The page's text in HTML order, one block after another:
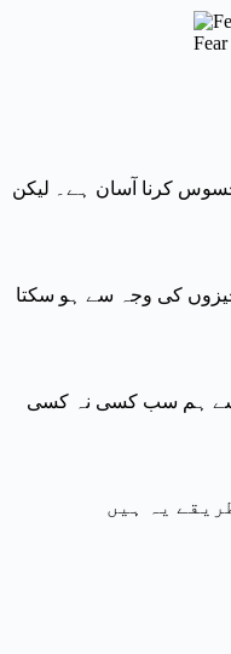
کرنا آسان ہے۔ لیکن
کی وجہ سے ہو سکتا
جسے ہم سب کسی نہ کسی